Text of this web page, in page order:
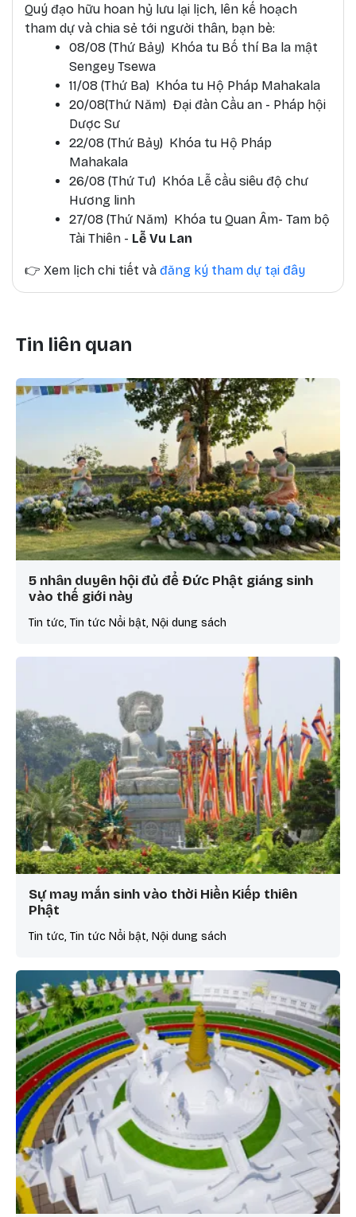
Quý đạo hữu hoan hỷ lưu lại lịch, lên kế hoạch
tham dự và chia sẻ tới người thân, bạn bè:
08/08 (Thứ Bảy) Khóa tu Bố thí Ba la mật
Sengey Tsewa
11/08 (Thứ Ba) Khóa tu Hộ Pháp Mahakala
20/08(Thứ Năm) Đại đàn Cầu an - Pháp hội
Dược Sư
22/08 (Thứ Bảy) Khóa tu Hộ Pháp
Mahakala
26/08 (Thứ Tư) Khóa Lễ cầu siêu độ chư
Hương linh
27/08 (Thứ Năm) Khóa tu Quan Âm- Tam bộ
Tài Thiên - Lễ Vu Lan
👉 Xem lịch chi tiết và đăng ký tham dự tại đây
Tin liên quan
5 nhân duyên hội đủ để Đức Phật giáng sinh
vào thế giới này
Tin tức, Tin tức Nổi bật, Nội dung sách
Sự may mắn sinh vào thời Hiền Kiếp thiên
Phật
Tin tức, Tin tức Nổi bật, Nội dung sách